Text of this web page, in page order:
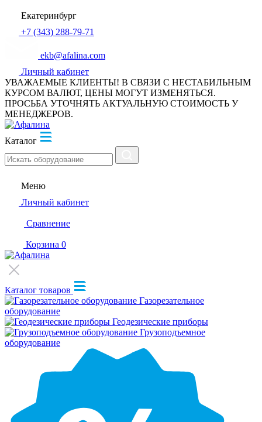
Екатеринбург
+7 (343) 288-79-71
ekb@afalina.com
Личный кабинет
УВАЖАЕМЫЕ КЛИЕНТЫ! В СВЯЗИ С НЕСТАБИЛЬНЫМ
КУРСОМ ВАЛЮТ, ЦЕНЫ МОГУТ ИЗМЕНЯТЬСЯ.
ПРОСЬБА УТОЧНЯТЬ АКТУАЛЬНУЮ СТОИМОСТЬ У
МЕНЕДЖЕРОВ.
Каталог
Меню
Личный кабинет
Сравнение
Корзина 0
Каталог товаров
Газорезательное
оборудование
Геодезические приборы
Грузоподъемное
оборудование